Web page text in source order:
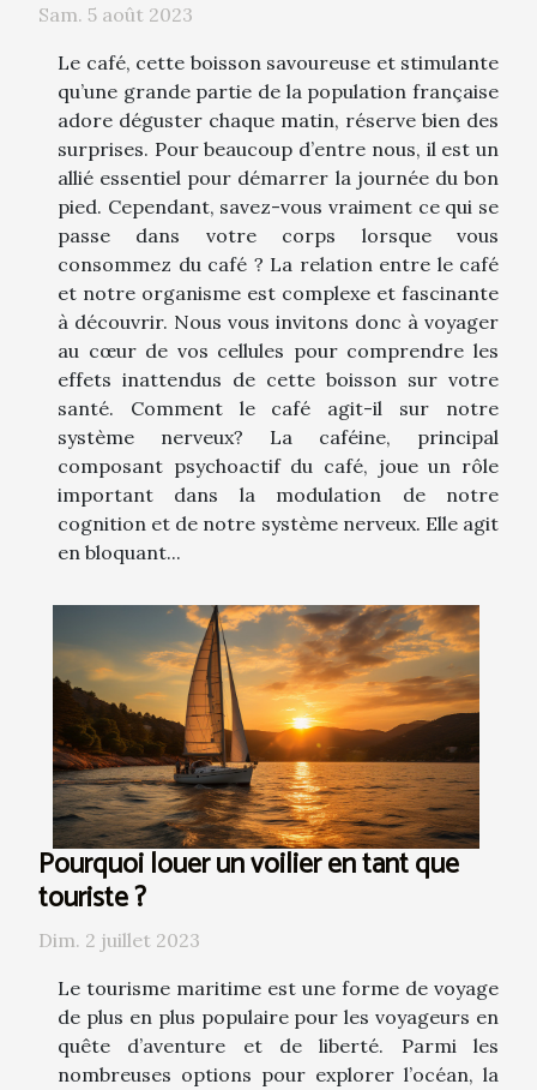
Sam. 5 août 2023
Le café, cette boisson savoureuse et stimulante
qu’une grande partie de la population française
adore déguster chaque matin, réserve bien des
surprises. Pour beaucoup d’entre nous, il est un
allié essentiel pour démarrer la journée du bon
pied. Cependant, savez-vous vraiment ce qui se
passe dans votre corps lorsque vous
consommez du café ? La relation entre le café
et notre organisme est complexe et fascinante
à découvrir. Nous vous invitons donc à voyager
au cœur de vos cellules pour comprendre les
effets inattendus de cette boisson sur votre
santé. Comment le café agit-il sur notre
système nerveux? La caféine, principal
composant psychoactif du café, joue un rôle
important dans la modulation de notre
cognition et de notre système nerveux. Elle agit
en bloquant...
Pourquoi louer un voilier en tant que
touriste ?
Dim. 2 juillet 2023
Le tourisme maritime est une forme de voyage
de plus en plus populaire pour les voyageurs en
quête d’aventure et de liberté. Parmi les
nombreuses options pour explorer l’océan, la